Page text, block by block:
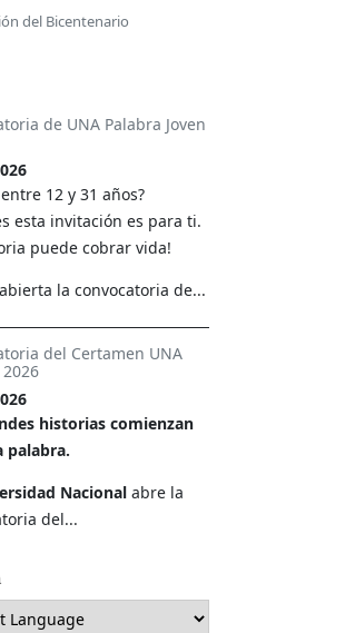
del Bicentenario
de UNA Palabra Joven
12 y 31 años?
esta invitación es para ti.
puede cobrar vida!
la convocatoria de...
del Certamen UNA
historias comienzan
palabra.
Nacional abre la
del...